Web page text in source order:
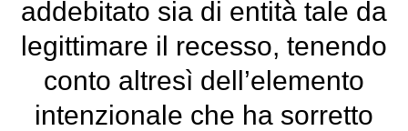
addebitato sia di entità tale da
legittimare il recesso, tenendo
conto altresì dell’elemento
intenzionale che ha sorretto